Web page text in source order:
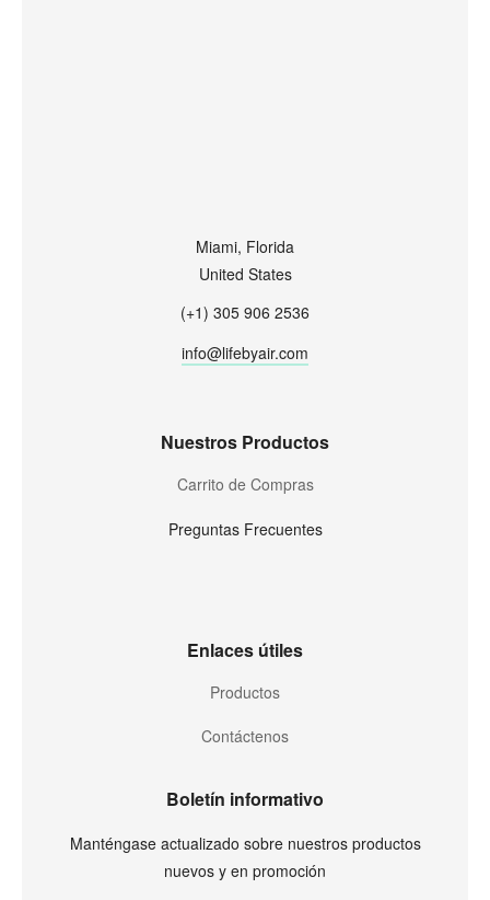
Miami, Florida
United States
(+1) 305 906 2536
info@lifebyair.com
Nuestros Productos
Carrito de Compras
Preguntas Frecuentes
Enlaces útiles
Productos
Contáctenos
Boletín informativo
Manténgase actualizado sobre nuestros productos
nuevos y en promoción